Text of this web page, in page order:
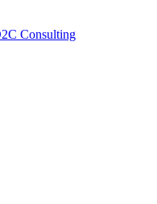
Consulting